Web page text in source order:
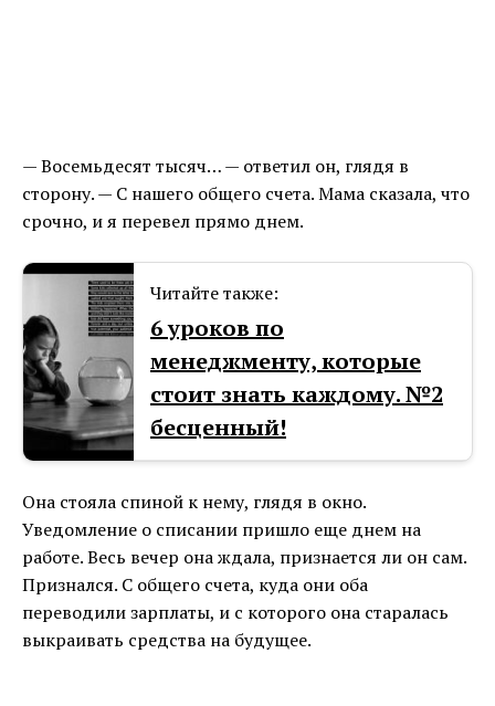
— Восемьдесят тысяч… — ответил он, глядя в
сторону. — С нашего общего счета. Мама сказала, что
срочно, и я перевел прямо днем.
Читайте также:
6 уроков по
менеджменту, которые
стоит знать каждому. №2
бесценный!
Она стояла спиной к нему, глядя в окно.
Уведомление о списании пришло еще днем на
работе. Весь вечер она ждала, признается ли он сам.
Признался. С общего счета, куда они оба
переводили зарплаты, и с которого она старалась
выкраивать средства на будущее.